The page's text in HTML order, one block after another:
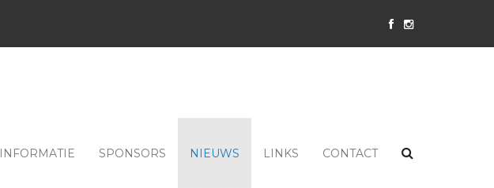
INFORMATIE SPONSORS NIEUWS LINKS CONTACT